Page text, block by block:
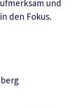
und
den Fokus.